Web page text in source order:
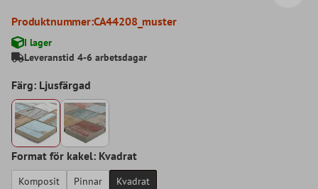
Produktnummer:CA44208_muster
I lager
Leveranstid 4-6 arbetsdagar
Färg: Ljusfärgad
Format för kakel: Kvadrat
Komposit Pinnar Kvadrat